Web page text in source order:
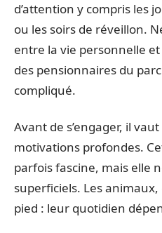
d’attention y compris les
ou les soirs de réveillon.
entre la vie personnelle
des pensionnaires du
compliqué.
Avant de s’engager, il
motivations profondes.
parfois fascine, mais elle
superficiels. Les
pied : leur quotidien